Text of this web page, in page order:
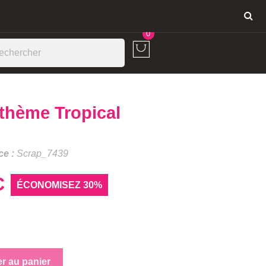
0
Tropical
: Scrap_7439
ÉCONOMISEZ 30%
au panier